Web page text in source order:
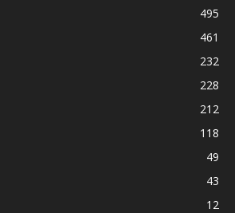
495
461
232
228
212
118
49
43
12